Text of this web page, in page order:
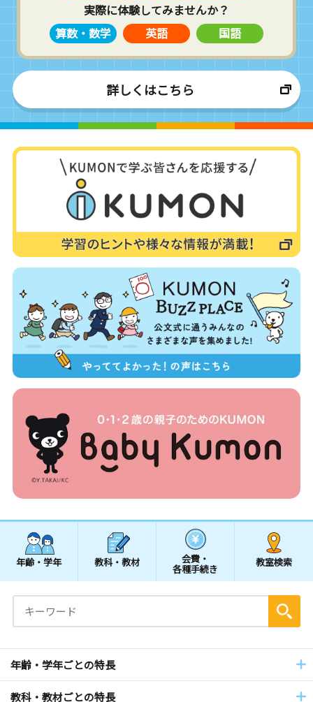
実際に体験してみませんか？
算数・数学
英語 国語
詳しくはこちら
年齢・学年 教科・教材 会費・
各種手続き
教室検索
年齢・学年ごとの特長
教科・教材ごとの特長